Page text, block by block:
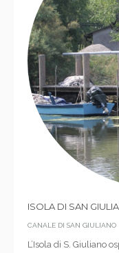
ISOLA DI SAN
CANALE DI SAN GIULIANO
L’Isola di S. Giuliano